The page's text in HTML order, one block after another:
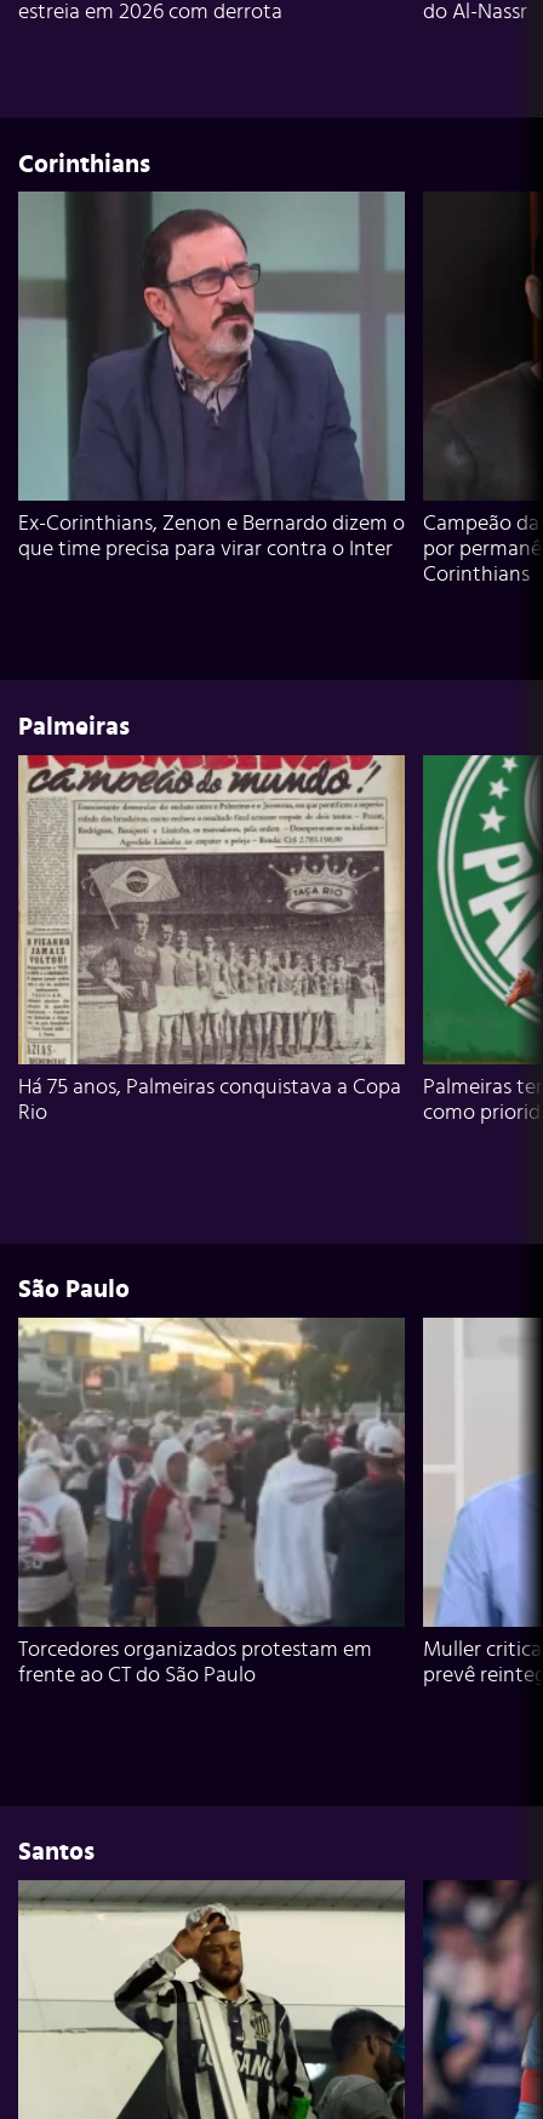
estreia em 2026 com derrota
do Al-Nassr
Corinthians
Ex-Corinthians, Zenon e Bernardo dizem o
que time precisa para virar contra o Inter
Campeão
por
Corinthians
Palmeiras
Há 75 anos, Palmeiras conquistava a Copa
Rio
Palmeiras
como
São Paulo
Torcedores organizados protestam em
frente ao CT do São Paulo
Muller
prevê
Santos